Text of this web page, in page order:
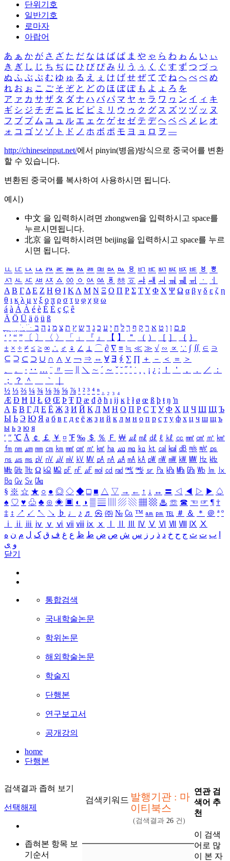
단위기호
일반기호
로마자
아랍어
あ ぁ か が さ ざ た だ な は ば ぱ ま や ゃ ら わ ゎ ん い ぃ
き ぎ し じ ち ぢ に ひ び ぴ み り う ぅ く ぐ す ず つ づ っ
ぬ ふ ぶ ぷ む ゆ ゅ る え ぇ け げ せ ぜ て で ね へ べ ぺ め
れ お ぉ こ ご そ ぞ と ど の ほ ぼ ぽ も よ ょ ろ を
ア ァ カ サ ザ タ ダ ナ ハ バ パ マ ヤ ャ ラ ワ ヮ ン イ ィ キ
ギ シ ジ チ ヂ ニ ヒ ビ ピ ミ リ ウ ゥ ク グ ス ズ ツ ヅ ッ ヌ
フ ブ プ ム ユ ュ ル エ ェ ケ ゲ セ ゼ テ デ ヘ ベ ペ メ レ オ
ォ コ ゴ ソ ゾ ト ド ノ ホ ボ ポ モ ヨ ョ ロ ヲ ―
http://chineseinput.net/에서 pinyin(병음)방식으로 중국어를 변환
할 수 있습니다.
변환된 중국어를 복사하여 사용하시면 됩니다.
예시)
中文 을 입력하시려면 zhongwen을 입력하시고 space를
누르시면됩니다.
北京 을 입력하시려면 beijing을 입력하시고 space를 누르
시면 됩니다.
ㅥ ㅦ ㅧ ㅨ ㅩ ㅪ ㅫ ㅬ ㅭ ㅮ ㅯ ㅰ ㅱ ㅲ ㅳ ㅴ ㅵ ㅶ ㅷ ㅸ
ㅹ
ㅺ ㅻ ㅼ ㅽ ㅾ ㅿ ㆀ ㆁ ㆂ ㆃ ㆄ ㆅ ㆆ ㆇ ㆈ ㆉ ㆊ ㆋ ㆌ ㆍ
ㆎ
Α Β ΓΔ Ε Ζ Η Θ Ι ΚΛ Μ Ν Ξ Ο Π Ρ Σ ΤΥ Φ Χ Ψ Ω α β γ δ ε ζ η
θ ι κ λ μ ν ξ ο π ρ σ τ υ φ χ ψ ω
á à Á À é è É È ç Ç ê
Ä Ö Ü ä ö ü ß
ִֶֹ ֻּ ׁׂ פ ם ן ו ט א ר ק ף ך ל ח י ע כ ג ד ש ץ ת צ מ נ ה ב
‘ ’ “ ” 〔 〕 〈 〉 「 」 『 』 【 】 ＂ （ ） ［ ］ ｛ ｝
± × ÷ ≠ ≤ ≥ ∞ ∴ ♂ ♀ ∠ ⊥ ⌒ ∂ ∇ ≡ ≒ ≪ ≫ √ ∽ ∝ ∵ ∫ ∬ ∈ ∋
⊆ ⊇ ⊂ ⊃ ∪ ∩ ∧ ∨ ￢ ⇒ ⇔ ∀ ∃ ∮ ∑ ∏ ＋ － ＜ ＝
＞
、
。 · ‥ … ¨ 〃 ― ＼ ∼ ´ ～ ˇ ˘ ˝ ˚ ˙ ¸ ¡ ¿ ː ！ ＇ ， ． ／
：
；
？ ＾ ｀
½ ⅓ ⅔ ¼ ¾ ⅛ ⅜ ⅝ ⅞ ¹ ² ³ ⁴ ⁿ ₁ ₂ ₃ ₄
Æ Ð Ħ Ĳ Ł Ø Œ Þ Ŧ Ŋ æ đ ð ħ ı ĳ ĸ ŀ ł ø œ ß þ ŧ ŋ ŉ
А Б В Г Д Е Ё Ж З И Й К Л М Н О П Р С Т У Ф Х Ц Ч Ш Щ Ъ
Ы Ь Э Ю Я а б в г д е ё ж з и й к л м н о п р с т у ф х ц ч ш щ ъ
ы ь э ю я
′ ″ ℃ Å ￠ ￡ ￥ ¤ ℉ ‰ ＄ ％ Ｆ ￦ ㎕ ㎖ ㎗ ℓ ㎘ ㏄ ㎣ ㎤ ㎥ ㎦
㎙ ㎚ ㎛ ㎜ ㎝ ㎞ ㎟ ㎠ ㎡ ㎢ ㏊ ㎍ ㎎ ㎏ ㏏ ㎈ ㎉ ㏈ ㎧ ㎨ ㎰
㎱ ㎲ ㎳ ㎴ ㎵ ㎶ ㎷ ㎸ ㎹ ㎀ ㎁ ㎂ ㎃ ㎄ ㎺ ㎻ ㎽ ㎾ ㎿ ㎐ ㎑
㎒ ㎓ ㎔ Ω ㏀ ㏁ ㎊ ㎋ ㎌ ㏖ ㏅ ㎭ ㎮ ㎯ ㏛ ㎩ ㎪ ㎫ ㎬ ㏝ ㏐
㏓
㏃ ㏉ ㏜ ㏆
§ ※ ☆ ★ ○ ● ◎ ◇ ◆ □ ■ △ ▽ → ← ↑ ↓ ↔ 〓 ◁ ◀ ▷ ▶ ♤
♠ ♡ ♥ ♧ ♣ ⊙ ◈ ▣ ◐ ◑ ▒ ▤ ▨ ▧ ▦ ▩ ♨ ☏ ☎ ☜ ☞ ¶ †
‡ ↕ ↗ ↙ ↖ ↘ ♭ ♩ ♪ ♬ ㉿ ㈜ № ㏇ ™ ㏂ ㏘ ℡ ＃ ＆ ＊ ＠ ª º
ⅰ
ⅱ ⅲ ⅳ ⅴ ⅵ ⅶ ⅷ ⅸ ⅹ Ⅳ Ⅴ Ⅵ Ⅶ Ⅷ Ⅸ Ⅹ
ب ت ث ج ح خ د ذ ر ز س ش ص ض ط ظ ع غ ف ق ک ل م ن ه
و ی
닫기
통합검색
국내학술논문
학위논문
해외학술논문
학술지
단행본
연구보고서
공개강의
home
단행본
검색결과 좁혀 보기
선택해제
좁혀본 항목 보
기순서
검색키워드 발행기관 : 마
이티북스
(검색결과 26 건)
연관 검
색어 추
천
이 검색
어로 많
이 본 자